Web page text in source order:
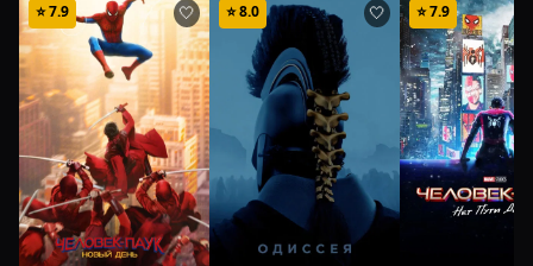
⭐7.9 🤍 ⭐8.0 🤍 ⭐7.9